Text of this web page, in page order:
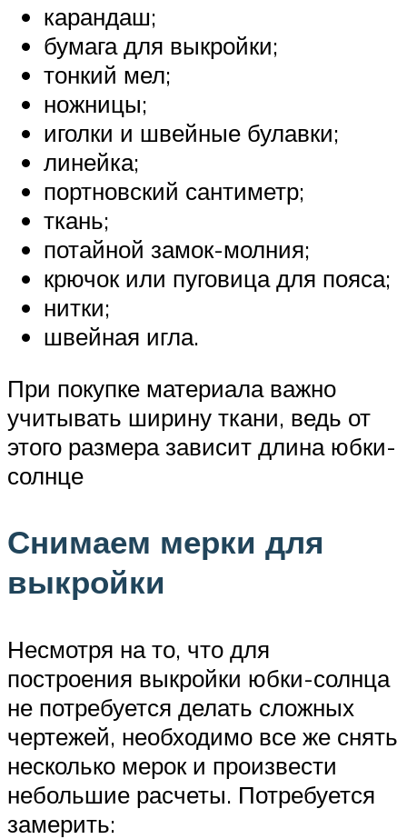
карандаш;
бумага для выкройки;
тонкий мел;
ножницы;
иголки и швейные булавки;
линейка;
портновский сантиметр;
ткань;
потайной замок-молния;
крючок или пуговица для пояса;
нитки;
швейная игла.
При покупке материала важно
учитывать ширину ткани, ведь от
этого размера зависит длина юбки-
солнце
Снимаем мерки для
выкройки
Несмотря на то, что для
построения выкройки юбки-солнца
не потребуется делать сложных
чертежей, необходимо все же снять
несколько мерок и произвести
небольшие расчеты. Потребуется
замерить: